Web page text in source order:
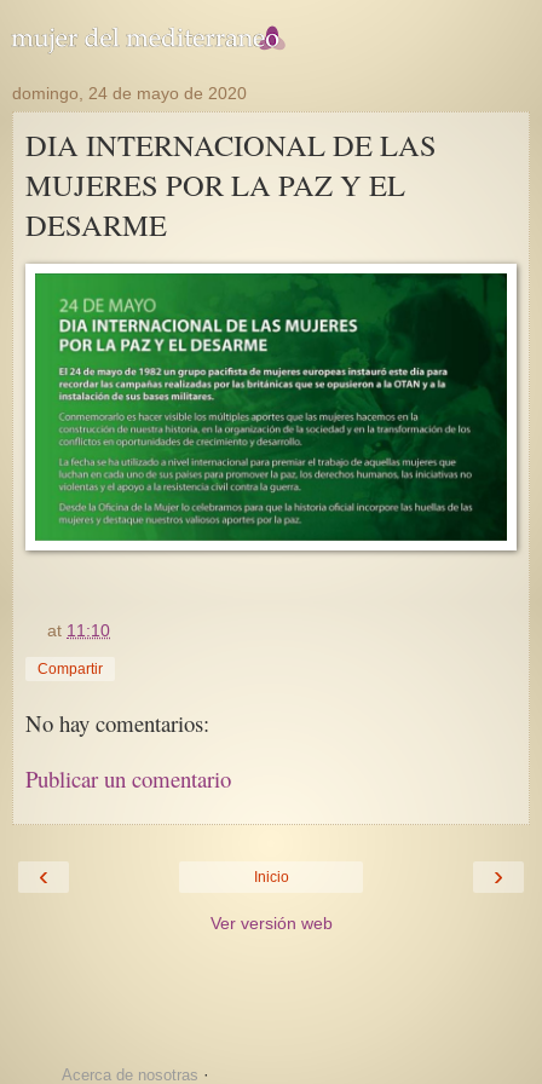
Acerca de nosotras ·
domingo, 24 de mayo de 2020
DIA INTERNACIONAL DE LAS
MUJERES POR LA PAZ Y EL
DESARME
at 11:10
Compartir
No hay comentarios:
Publicar un comentario
‹ ›
Inicio
Ver versión web